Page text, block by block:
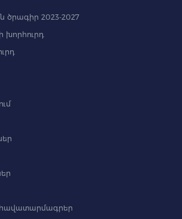
2023-2027
խորհուրդ
հավատարմագրեր